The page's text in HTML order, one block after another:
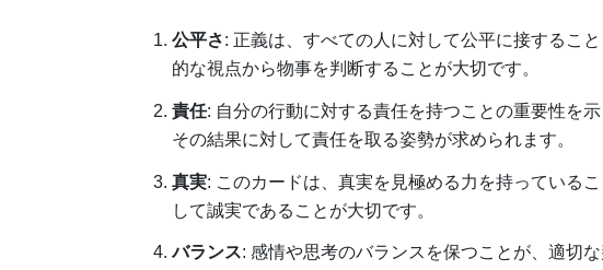
公平さ: 正義は、すべての人に対して公平に接するこ
的な視点から物事を判断することが大切です。
責任: 自分の行動に対する責任を持つことの重要性を
その結果に対して責任を取る姿勢が求められます。
真実: このカードは、真実を見極める力を持っている
して誠実であることが大切です。
バランス: 感情や思考のバランスを保つことが、適切